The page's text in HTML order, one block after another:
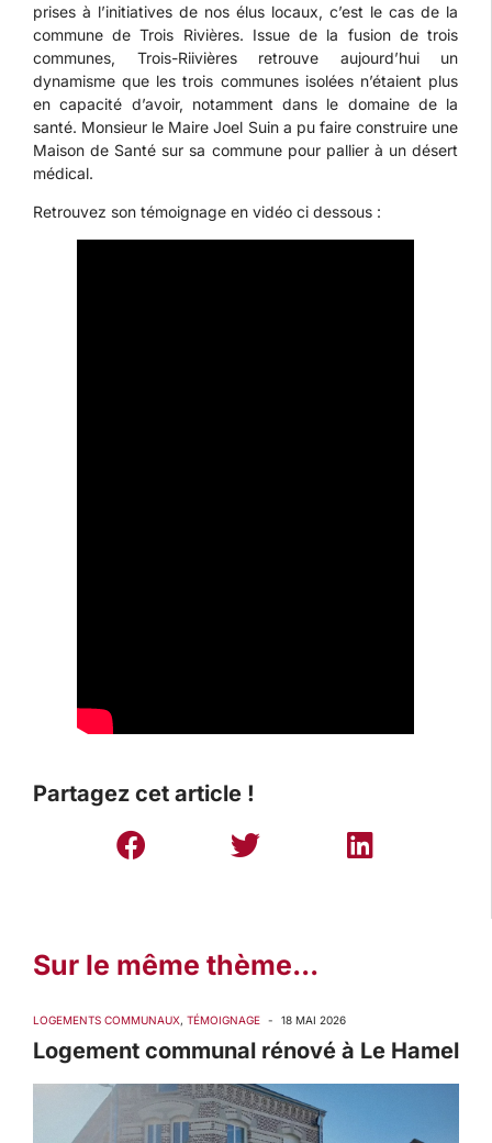
prises à l’initiatives de nos élus locaux, c’est le cas de la
commune de Trois Rivières. Issue de la fusion de trois
communes, Trois-Riivières retrouve aujourd’hui un
dynamisme que les trois communes isolées n’étaient plus
en capacité d’avoir, notamment dans le domaine de la
santé. Monsieur le Maire Joel Suin a pu faire construire une
Maison de Santé sur sa commune pour pallier à un désert
médical.
Retrouvez son témoignage en vidéo ci dessous :
Partagez cet article !
Sur le même thème...
LOGEMENTS COMMUNAUX, TÉMOIGNAGE - 18 MAI 2026
Logement communal rénové à Le Hamel